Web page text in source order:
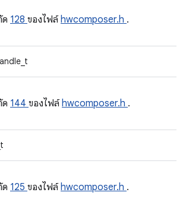
ด 128 ของไฟล์hwcomposer.h .
ด 144 ของไฟล์hwcomposer.h .
ด 125 ของไฟล์hwcomposer.h .